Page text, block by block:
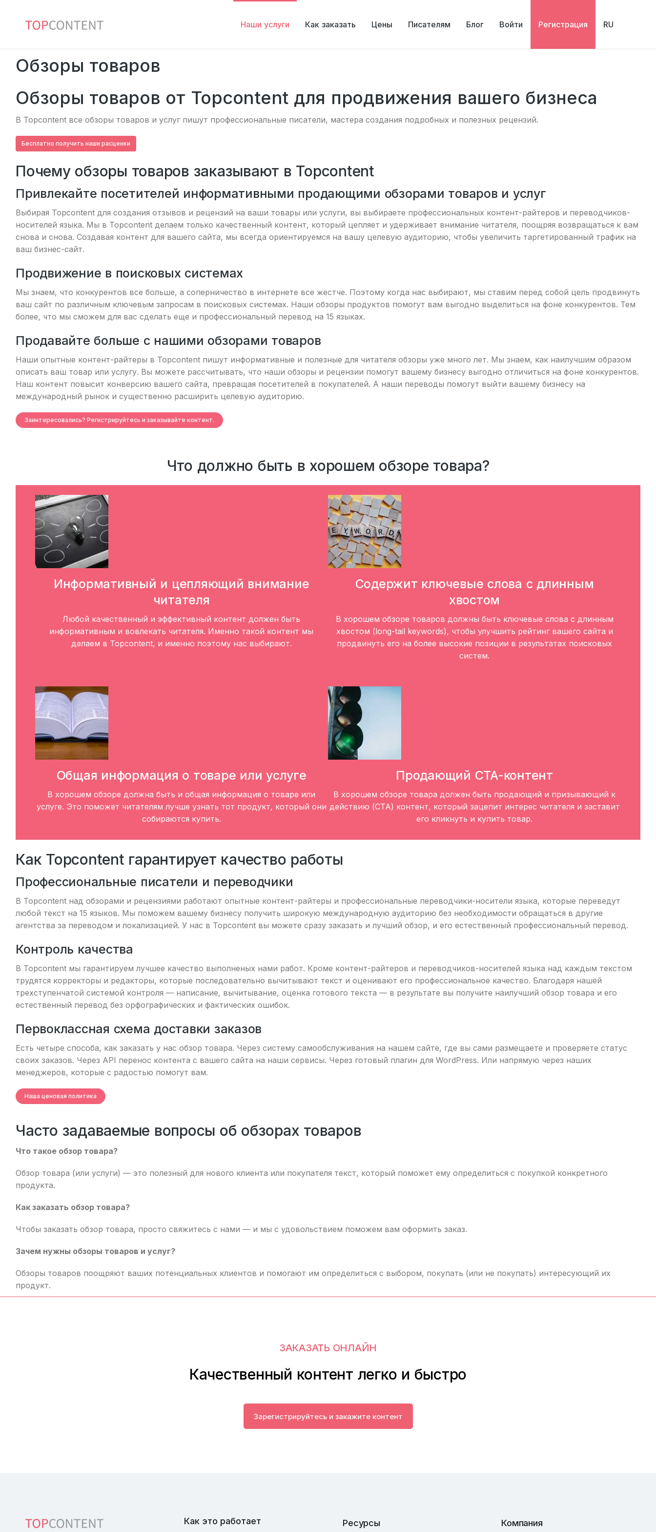
Наши услуги Как заказать Цены Писателям Блог Войти Регистрация RU
Обзоры товаров
Обзоры товаров от Topcontent для продвижения вашего бизнеса
В Topcontent все обзоры товаров и услуг пишут профессиональные писатели, мастера создания подробных и полезных рецензий.
Бесплатно получить наши расценки
Почему обзоры товаров заказывают в Topcontent
Привлекайте посетителей информативными продающими обзорами товаров и услуг
Выбирая Topcontent для создания отзывов и рецензий на ваши товары или услуги, вы выбираете профессиональных контент-райтеров и переводчиков-
носителей языка. Мы в Topcontent делаем только качественный контент, который цепляет и удерживает внимание читателя, поощряя возвращаться к вам
снова и снова. Создавая контент для вашего сайта, мы всегда ориентируемся на вашу целевую аудиторию, чтобы увеличить таргетированный трафик на
ваш бизнес-сайт.
Продвижение в поисковых системах
Мы знаем, что конкурентов все больше, а соперничество в интернете все жестче. Поэтому когда нас выбирают, мы ставим перед собой цель продвинуть
ваш сайт по различным ключевым запросам в поисковых системах. Наши обзоры продуктов помогут вам выгодно выделиться на фоне конкурентов. Тем
более, что мы сможем для вас сделать еще и профессиональный перевод на 15 языках.
Продавайте больше с нашими обзорами товаров
Наши опытные контент-райтеры в Topcontent пишут информативные и полезные для читателя обзоры уже много лет. Мы знаем, как наилучшим образом
описать ваш товар или услугу. Вы можете рассчитывать, что наши обзоры и рецензии помогут вашему бизнесу выгодно отличиться на фоне конкурентов.
Наш контент повысит конверсию вашего сайта, превращая посетителей в покупателей. А наши переводы помогут выйти вашему бизнесу на
международный рынок и существенно расширить целевую аудиторию.
Заинтересовались? Регистрируйтесь и заказывайте контент.
Что должно быть в хорошем обзоре товара?
Информативный и цепляющий внимание
читателя
Любой качественный и эффективный контент должен быть
информативным и вовлекать читателя. Именно такой контент мы
делаем в Topcontent, и именно поэтому нас выбирают.
Содержит ключевые слова с длинным
хвостом
В хорошем обзоре товаров должны быть ключевые слова с длинным
хвостом (long-tail keywords), чтобы улучшить рейтинг вашего сайта и
продвинуть его на более высокие позиции в результатах поисковых
систем.
Общая информация о товаре или услуге
В хорошем обзоре должна быть и общая информация о товаре или
услуге. Это поможет читателям лучше узнать тот продукт, который они
собираются купить.
Продающий CTA-контент
В хорошем обзоре товара должен быть продающий и призывающий к
действию (CTA) контент, который зацепит интерес читателя и заставит
его кликнуть и купить товар.
Как Topcontent гарантирует качество работы
Профессиональные писатели и переводчики
В Topcontent над обзорами и рецензиями работают опытные контент-райтеры и профессиональные переводчики-носители языка, которые переведут
любой текст на 15 языков. Мы поможем вашему бизнесу получить широкую международную аудиторию без необходимости обращаться в другие
агентства за переводом и локализацией. У нас в Topcontent вы можете сразу заказать и лучший обзор, и его естественный профессиональный перевод.
Контроль качества
В Topcontent мы гарантируем лучшее качество выполненых нами работ. Кроме контент-райтеров и переводчиков-носителей языка над каждым текстом
трудятся корректоры и редакторы, которые последовательно вычитывают текст и оценивают его профессиональное качество. Благодаря нашей
трехступенчатой системой контроля — написание, вычитывание, оценка готового текста — в результате вы получите наилучший обзор товара и его
естественный перевод без орфографических и фактических ошибок.
Первоклассная схема доставки заказов
Есть четыре способа, как заказать у нас обзор товара. Через систему самообслуживания на нашем сайте, где вы сами размещаете и проверяете статус
своих заказов. Через API перенос контента с вашего сайта на наши сервисы. Через готовый плагин для WordPress. Или напрямую через наших
менеджеров, которые с радостью помогут вам.
Наша ценовая политика
Часто задаваемые вопросы об обзорах товаров
Что такое обзор товара?
Обзор товара (или услуги) — это полезный для нового клиента или покупателя текст, который поможет ему определиться с покупкой конкретного
продукта.
Как заказать обзор товара?
Чтобы заказать обзор товара, просто свяжитесь с нами — и мы с удовольствием поможем вам оформить заказ.
Зачем нужны обзоры товаров и услуг?
Обзоры товаров поощряют ваших потенциальных клиентов и помогают им определиться с выбором, покупать (или не покупать) интересующий их
продукт.
ЗАКАЗАТЬ ОНЛАЙН
Качественный контент легко и быстро
Зарегистрируйтесь и закажите контент
Как это работает Ресурсы Компания